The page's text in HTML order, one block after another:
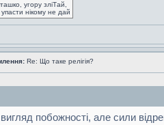
угору зліТай,
упасти нікому не дай
Re: Що таке релігія?
побожності, але сили